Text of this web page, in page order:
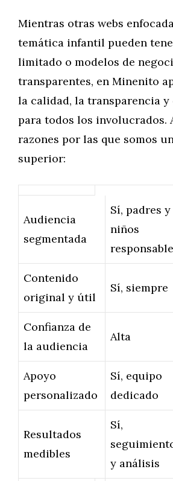
Mientras otras webs
temática infantil pueden
limitado o modelos de
transparentes, en Minenito
la calidad, la transparencia
para todos los involucrados.
razones por las que somos
superior:
Audiencia
segmentada
Sí, padres y
niños
Contenido
original y útil
Sí, siempre
Confianza de
la audiencia
Alta
Apoyo
personalizado
Sí, equipo
dedicado
Resultados
medibles
Sí,
y análisis